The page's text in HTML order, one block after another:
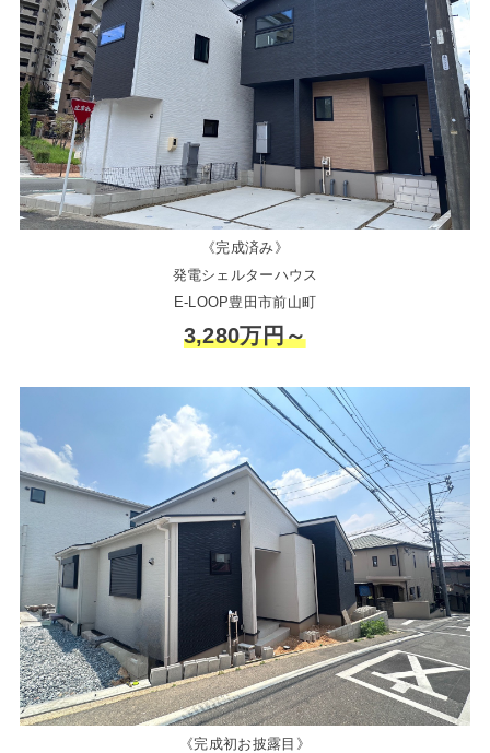
《完成済み》
発電シェルターハウス
E-LOOP豊田市前山町
3,280万円～
《完成初お披露目》